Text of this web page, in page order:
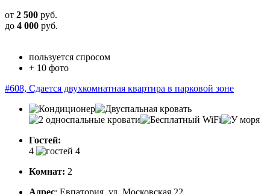
от 2 500 руб.
до 4 000 руб.
пользуется спросом
+ 10 фото
#608, Сдается двухкомнатная квартира в парковой зоне
Гостей:
4
Комнат: 2
Адрес: Евпатория, ул. Московская 22